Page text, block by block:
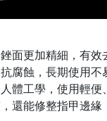
面更加精細，有效
腐蝕，長期使用不
體工學，使用輕便
還能修整指甲邊緣